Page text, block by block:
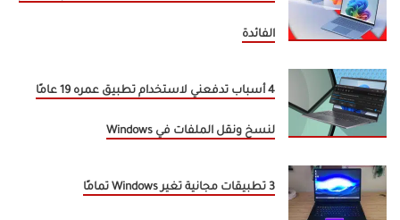
الفائدة
4 أسباب تدفعني لاستخدام تطبيق عمره 19 عامًا
لنسخ ونقل الملفات في Windows
3 تطبيقات مجانية تغير Windows تمامًا